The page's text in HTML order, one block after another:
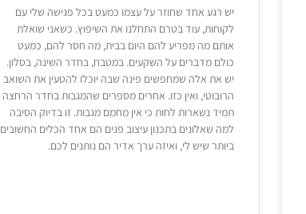
יש רגע אחד שחוזר על עצמו כמעט בכל פגישה שלי עם
לקוחות, עוד בטרם התחלנו את השיפוץ. כשאני שואלת
אותם מה מפריע להם היום בבית, מה חסר להם, כמעט
כולם מדברים על השקעים. במטבח, בחדר השינה, בסלון.
יש את אלה שמחפשים פינה שבה יוכלו להטעין את השואב
הרובוטי, ואין כזו. אחרים מספרים שהמגבות בחדר הרחצה
תמיד נשארות לחות כי אין מחמם מגבות. זו בדיוק הסיבה
למה שאלונים בתכנון עיצוב פנים הם אחד הכלים החשובים
ביותר שיש לי, ואיזה ערך אדיר הם נותנים לכם.